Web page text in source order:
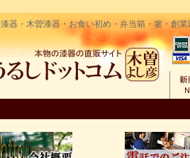
漆器・木曽漆器・お食い初め・弁当箱・箸・創